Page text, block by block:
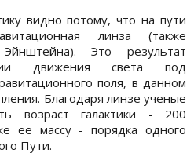
видно потому, что на пути
линза (также
Это результат
движения света под
поля, в данном
Благодаря линзе ученые
возраст галактики - 200
ее массу - порядка одного
Пути.